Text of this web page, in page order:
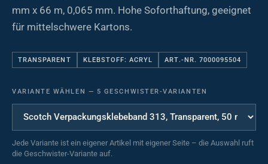
mm x 66 m, 0,065 mm. Hohe Soforthaftung, geeignet
für mittelschwere Kartons.
TRANSPARENT KLEBSTOFF: ACRYL ART.-NR. 7000095504
VARIANTE WÄHLEN — 5 GESCHWISTER-VARIANTEN
Jede Variante ist ein eigener Artikel mit eigener Seite – die Auswahl ruft
die Geschwister-Variante auf.